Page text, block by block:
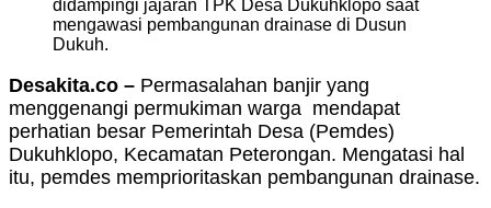
didampingi jajaran TPK Desa Dukuhklopo saat
mengawasi pembangunan drainase di Dusun
Dukuh.
Desakita.co – Permasalahan banjir yang
menggenangi permukiman warga mendapat
perhatian besar Pemerintah Desa (Pemdes)
Dukuhklopo, Kecamatan Peterongan. Mengatasi hal
itu, pemdes memprioritaskan pembangunan drainase.